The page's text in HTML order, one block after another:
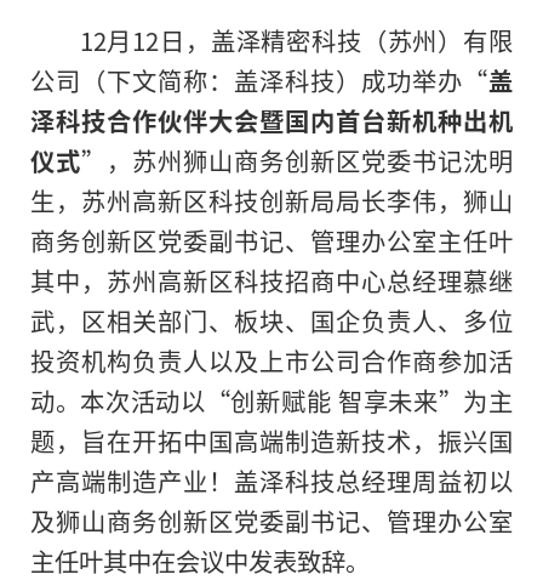
12月12日，盖泽精密科技（苏州）有限
公司（下文简称：盖泽科技）成功举办“盖
泽科技合作伙伴大会暨国内首台新机种出机
仪式”，苏州狮山商务创新区党委书记沈明
生，苏州高新区科技创新局局长李伟，狮山
商务创新区党委副书记、管理办公室主任叶
其中，苏州高新区科技招商中心总经理慕继
武，区相关部门、板块、国企负责人、多位
投资机构负责人以及上市公司合作商参加活
动。本次活动以“创新赋能 智享未来”为主
题，旨在开拓中国高端制造新技术，振兴国
产高端制造产业！盖泽科技总经理周益初以
及狮山商务创新区党委副书记、管理办公室
主任叶其中在会议中发表致辞。